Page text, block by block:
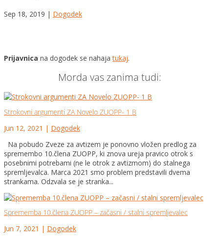
Sep 18, 2019 | Dogodek
Prijavnica na dogodek se nahajatukaj.
Morda vas zanima tudi:
Strokovni argumenti ZA Novelo ZUOPP- 1 B
Jun 12, 2021 | Dogodek
Na pobudo Zveze za avtizem je ponovno vložen predlog za
spremembo 10.člena ZUOPP, ki znova ureja pravico otrok s
posebnimi potrebami (ne le otrok z avtizmom) do stalnega
spremljevalca. Marca 2021 smo problem predstavili dvema
strankama. Odzvala se je stranka...
Sprememba 10.člena ZUOPP – začasni / stalni spremljevalec
Jun 7, 2021 | Dogodek